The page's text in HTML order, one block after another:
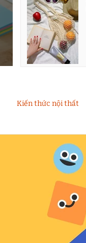
Kiến thức nội thất